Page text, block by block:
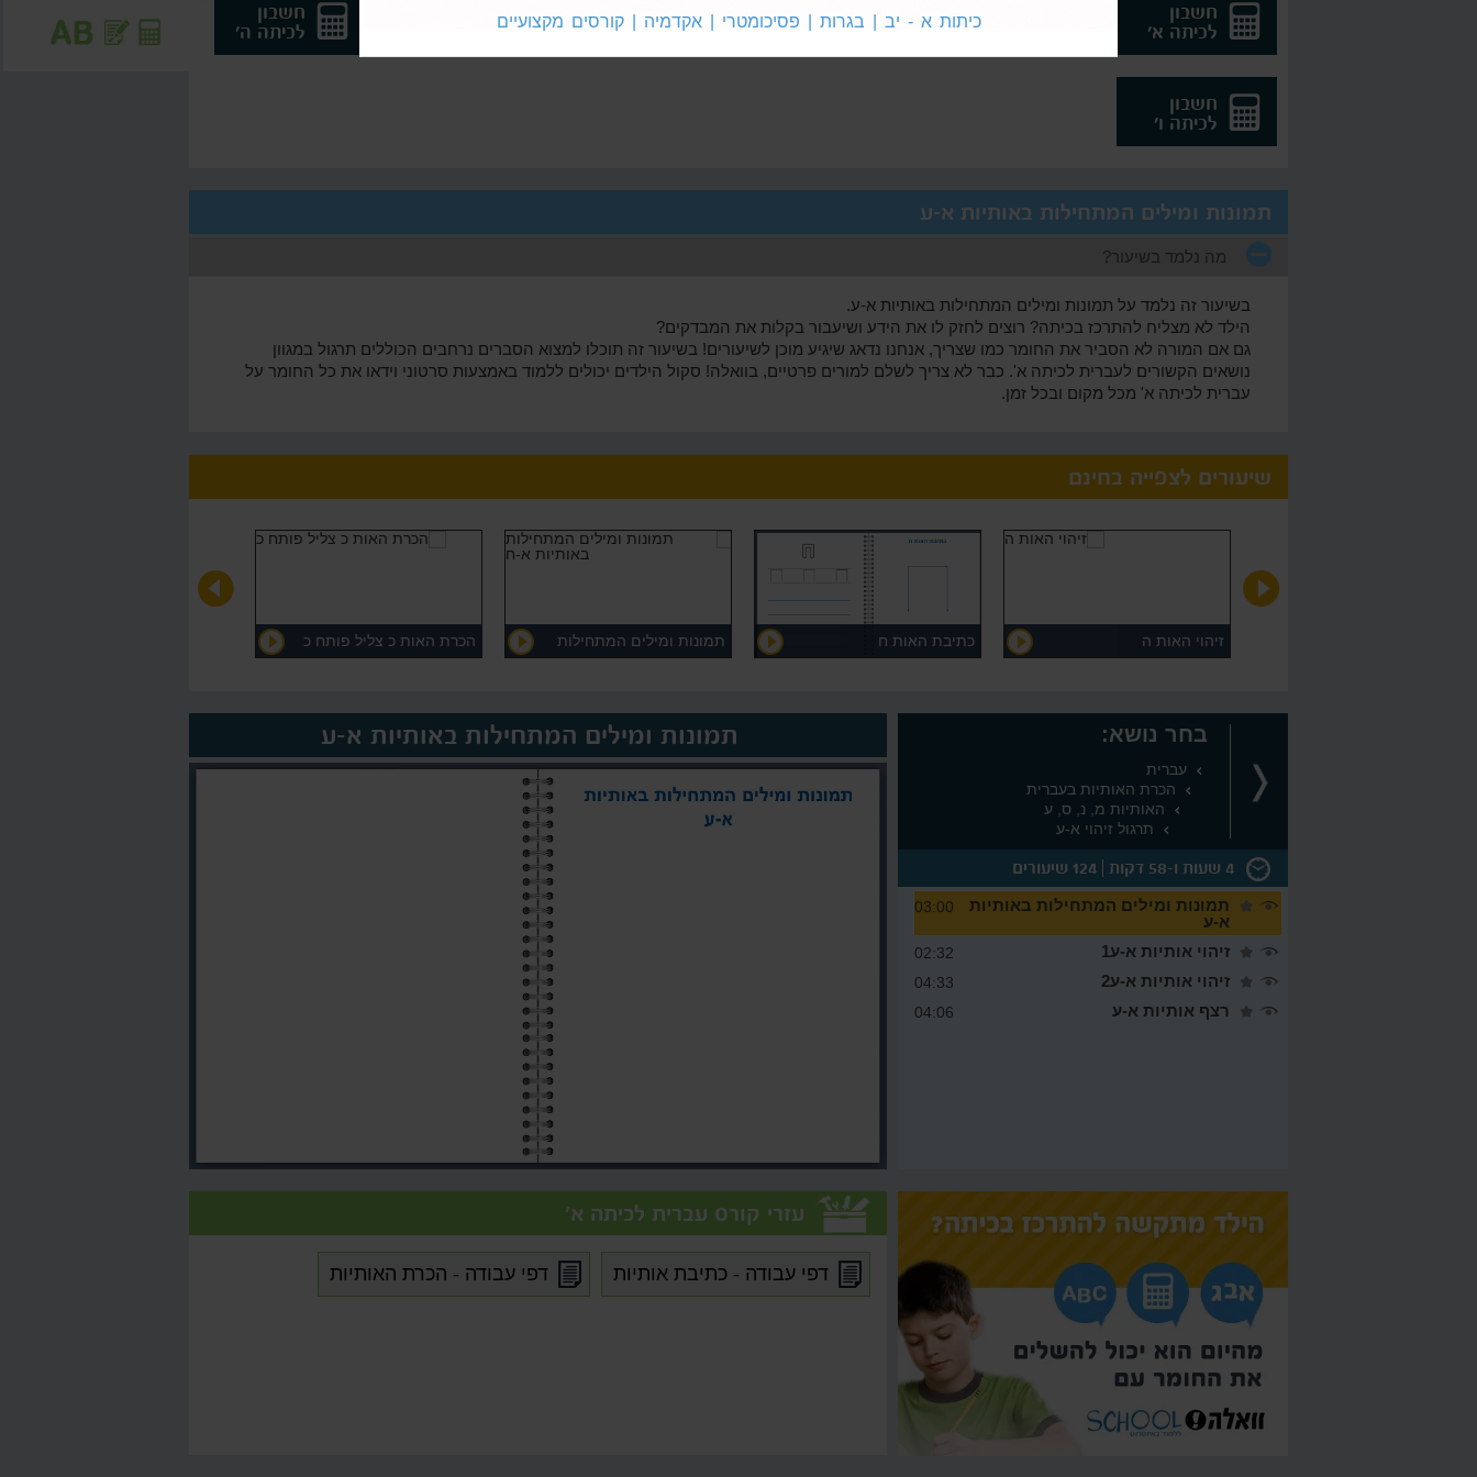
חשבון
לכיתה א'
עברית
לכיתה א'
חשבון
לכיתה ב'
חשבון
לכיתה ג'
חשבון
לכיתה ה'
חשבון
לכיתה ו'
תמונות ומילים המתחילות באותיות א-ע
מה נלמד בשיעור?
בשיעור זה נלמד על תמונות ומילים המתחילות באותיות א-ע.
הילד לא מצליח להתרכז בכיתה? רוצים לחזק לו את הידע ושיעבור בקלות את המבדקים?
גם אם המורה לא הסביר את החומר כמו שצריך, אנחנו נדאג שיגיע מוכן לשיעורים! בשיעור זה תוכלו למצוא הסברים נרחבים הכוללים תרגול במגוון
נושאים הקשורים לעברית לכיתה א'. כבר לא צריך לשלם למורים פרטיים, בוואלה! סקול הילדים יכולים ללמוד באמצעות סרטוני וידאו את כל החומר על
עברית לכיתה א' מכל מקום ובכל זמן.
שיעורים לצפייה בחינם
הכרת האות כ צליל פותח כ
תמונות ומילים המתחילות
כתיבת האות ח זיהוי האות ה
תמונות ומילים המתחילות באותיות א-ע בחר נושא:
עברית
הכרת האותיות בעברית
האותיות מ, נ, ס, ע
תרגול זיהוי א-ע
4 שעות ו-58 דקות 124 שיעורים
תמונות ומילים המתחילות באותיות
א-ע
03:00
זיהוי אותיות א-ע1 02:32
זיהוי אותיות א-ע2 04:33
רצף אותיות א-ע 04:06
עזרי קורס עברית לכיתה א'
דפי עבודה - כתיבת אותיות דפי עבודה - הכרת האותיות
כיתות א - יב | בגרות | פסיכומטרי | אקדמיה | קורסים מקצועיים